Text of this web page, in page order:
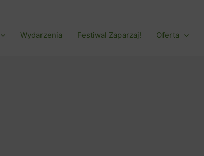
Wydarzenia Festiwal Zaparzaj! Oferta